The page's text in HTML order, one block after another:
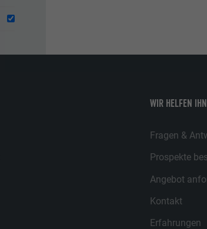
WIR HELFEN
Fragen &
Prospekte
Angebot
Kontakt
Erfahrungen